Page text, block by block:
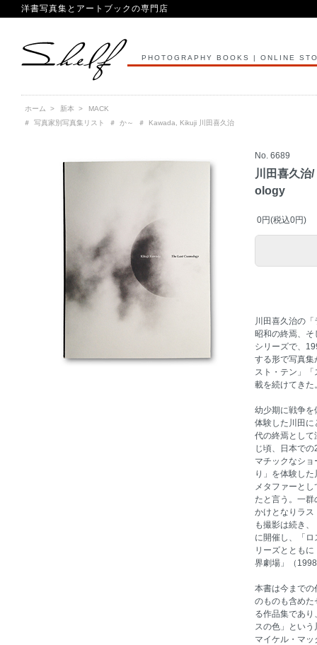
洋書写真集とアートブックの専門店
PHOTOGRAPHY BOOKS | ONLINE
ホーム > 新本 >
MACK
＃
写真家別写真集リスト ＃ か～ ＃ Kawada, Kikuji 川田喜久治
No. 6689
川田喜久
ology
0円(税込0円)
川田喜久治の
昭和の終焉、
シリーズで、
する形で写真集
スト・テン」
載を続けてきた
幼少期に戦争を
体験した川田に
代の終焉として
じ頃、日本で
マチックなシ
り」を体験し
メタファーと
たと言う。一
かけとなりラス
も撮影は続き
に開催し、「
リーズととも
界劇場」（
本書は今までの
のものも含めた
る作品集であ
スの色」とい
マイケル・マ